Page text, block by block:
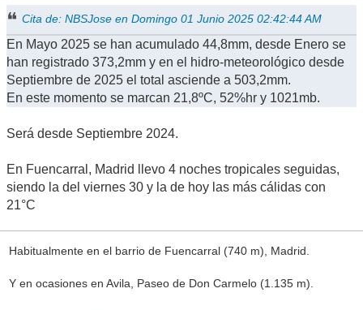
Cita de: NBSJose en Domingo 01 Junio 2025 02:42:44 AM
En Mayo 2025 se han acumulado 44,8mm, desde Enero se
han registrado 373,2mm y en el hidro-meteorológico desde
Septiembre de 2025 el total asciende a 503,2mm.
En este momento se marcan 21,8ºC, 52%hr y 1021mb.
Será desde Septiembre 2024.
En Fuencarral, Madrid llevo 4 noches tropicales seguidas,
siendo la del viernes 30 y la de hoy las más cálidas con
21°C
Habitualmente en el barrio de Fuencarral (740 m), Madrid.
Y en ocasiones en Avila, Paseo de Don Carmelo (1.135 m).